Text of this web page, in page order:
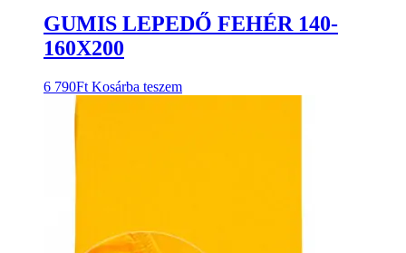
GUMIS LEPEDŐ FEHÉR 140-
160X200
6 790Ft Kosárba teszem